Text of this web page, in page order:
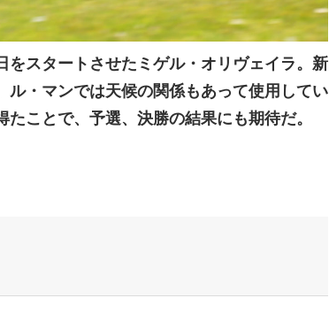
スタートさせたミゲル・オリヴェイラ。新
ル・マンでは天候の関係もあって使用してい
ことで、予選、決勝の結果にも期待だ。